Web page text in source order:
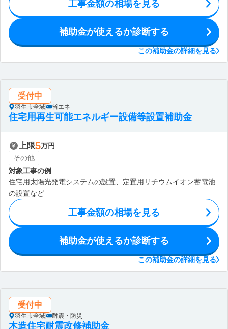
工事金額の相場を見る
補助金が使えるか診断する
この補助金の詳細を見る
受付中
羽生市全域 省エネ
住宅用再生可能エネルギー設備等設置補助金
上限5万円
その他
対象工事の例
住宅用太陽光発電システムの設置、定置用リチウムイオン蓄電池
の設置など
工事金額の相場を見る
補助金が使えるか診断する
この補助金の詳細を見る
受付中
羽生市全域 耐震・防災
木造住宅耐震改修補助金